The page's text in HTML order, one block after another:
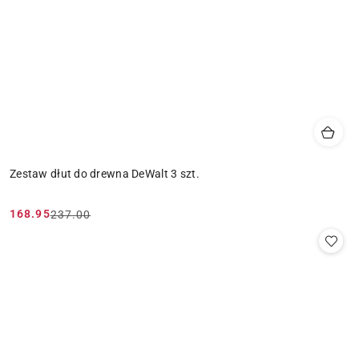
Zestaw dłut do drewna DeWalt 3 szt.
Cena
168.95
Cena
237.00